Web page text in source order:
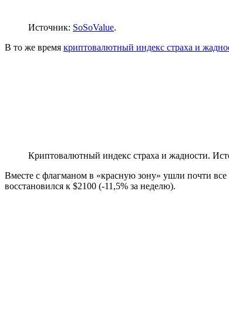
Источник: SoSoValue.
В то же время криптовалютный индекс страха и
Криптовалютный индекс страха и жадности.
Вместе с флагманом в «красную зону» ушли почти
восстановился к $2100 (-11,5% за неделю).